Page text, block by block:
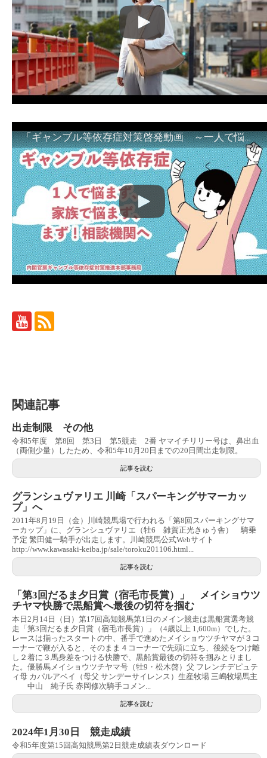
「ギャンブル等依存症対策啓発動画 ～一人で悩まず、家族で悩まず、まず！相談機関へ～」
関連記事
出走制限 その他
令和5年度 第8回 第3日 第5競走 2番 ヤマイチリリー号は、鼻出血
（両側少量）したため、令和5年10月20日までの20日間出走制限。
記事を読む
グランシュヴァリエ 川崎「スパーキングサマーカッ
プ」へ
2011年8月19日（金）川崎競馬場で行われる「第8回スパーキングサマ
ーカップ」に、グランシュヴァリエ（牡6 雑賀正光きゅう舎） 騎乗
予定 繁田健一騎手が出走します。川崎競馬公式Webサイト
http://www.kawasaki-keiba.jp/sale/toroku201106.html...
記事を読む
「第3回だるま夕日賞（宿毛市長賞）」 メイショウツ
チヤマ快勝で黒船賞へ最後の切符を掴む
本日2月14日（日）第17回高知競馬第1日のメイン競走は黒船賞選考競
走「第3回だるま夕日賞（宿毛市長賞）」（4歳以上 1,600m）でした。
レースは揃ったスタートの中、番手で進めたメイショウツチヤマが３コ
ーナーで鞭が入ると、そのまま４コーナーで先頭に立ち、後続をつけ離
し２着に３馬身差をつける快勝で、黒船賞最後の切符を掴みとりまし
た。優勝馬メイショウツチヤマ号（牡9・松木啓）父 フレンチデピュテ
ィ母 カパルアベイ（母父 サンデーサイレンス）生産牧場 三嶋牧場馬主
中山 純子氏 赤岡修次騎手コメン...
記事を読む
2024年1月30日 競走成績
令和5年度第15回高知競馬第2日競走成績表ダウンロード